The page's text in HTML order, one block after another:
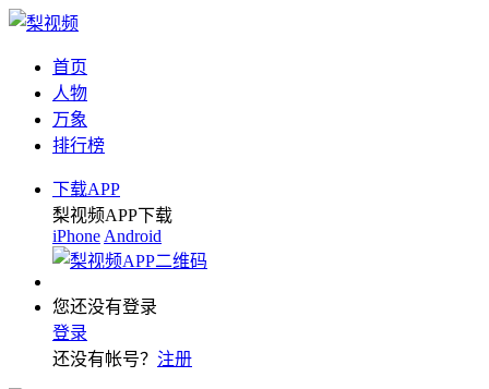
首页
人物
万象
排行榜
下载APP
梨视频APP下载
iPhone Android
您还没有登录
登录
还没有帐号？ 注册